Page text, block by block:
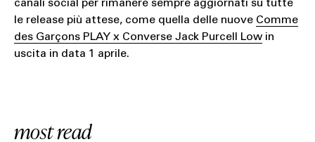
canali social per rimanere sempre aggiornati su tutte
le release più attese, come quella delle nuove Comme
des Garçons PLAY x Converse Jack Purcell Lowin
uscita in data 1 aprile.
most read